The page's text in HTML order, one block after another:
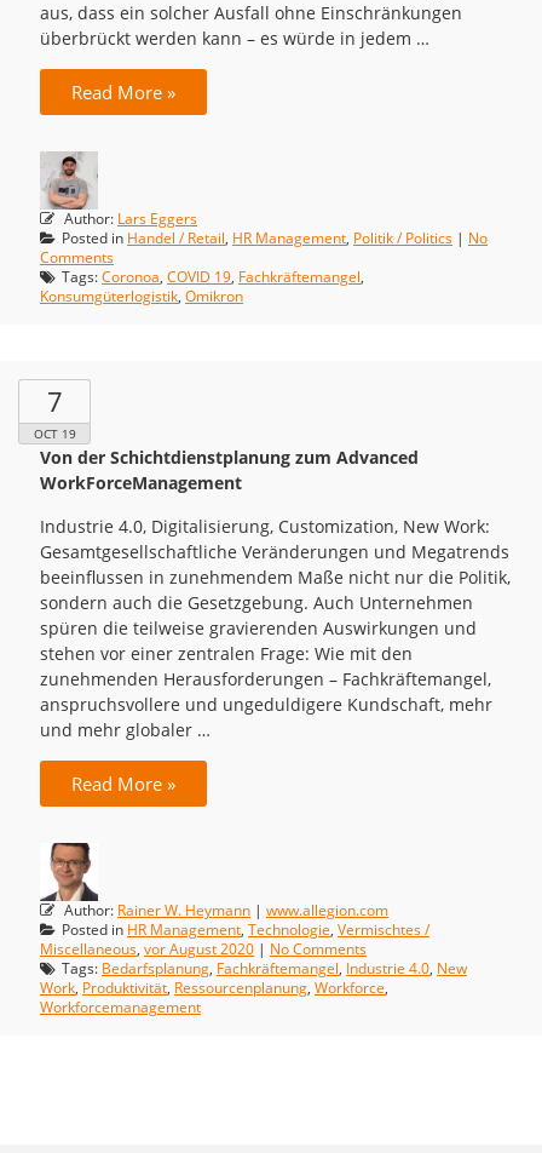
aus, dass ein solcher Ausfall ohne Einschränkungen
überbrückt werden kann – es würde in jedem …
Read More »
Author: Lars Eggers
Posted in Handel / Retail, HR Management, Politik / Politics | No
Comments
Tags:Coronoa, COVID 19, Fachkräftemangel,
Konsumgüterlogistik, Omikron
7
OCT 19
Von der Schichtdienstplanung zum Advanced
WorkForceManagement
Industrie 4.0, Digitalisierung, Customization, New Work:
Gesamtgesellschaftliche Veränderungen und Megatrends
beeinflussen in zunehmendem Maße nicht nur die Politik,
sondern auch die Gesetzgebung. Auch Unternehmen
spüren die teilweise gravierenden Auswirkungen und
stehen vor einer zentralen Frage: Wie mit den
zunehmenden Herausforderungen – Fachkräftemangel,
anspruchsvollere und ungeduldigere Kundschaft, mehr
und mehr globaler …
Read More »
Author: Rainer W. Heymann | www.allegion.com
Posted in HR Management, Technologie, Vermischtes /
Miscellaneous, vor August 2020 | No Comments
Tags: Bedarfsplanung, Fachkräftemangel, Industrie 4.0, New
Work, Produktivität, Ressourcenplanung, Workforce,
Workforcemanagement